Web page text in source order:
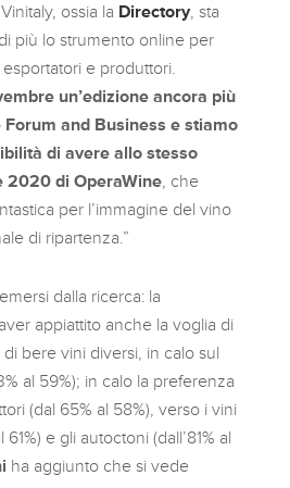
ossia la Directory, sta
più lo strumento online per
e produttori.
un’edizione ancora più
and Business e stiamo
di avere allo stesso
2020 di OperaWine , che
per l’immagine del vino
di ripartenza.”
dalla ricerca: la
appiattito anche la voglia di
bere vini diversi, in calo sul
al 59%); in calo la preferenza
(dal 65% al 58%), verso i vini
e gli autoctoni (dall’81% al
ha aggiunto che si vede